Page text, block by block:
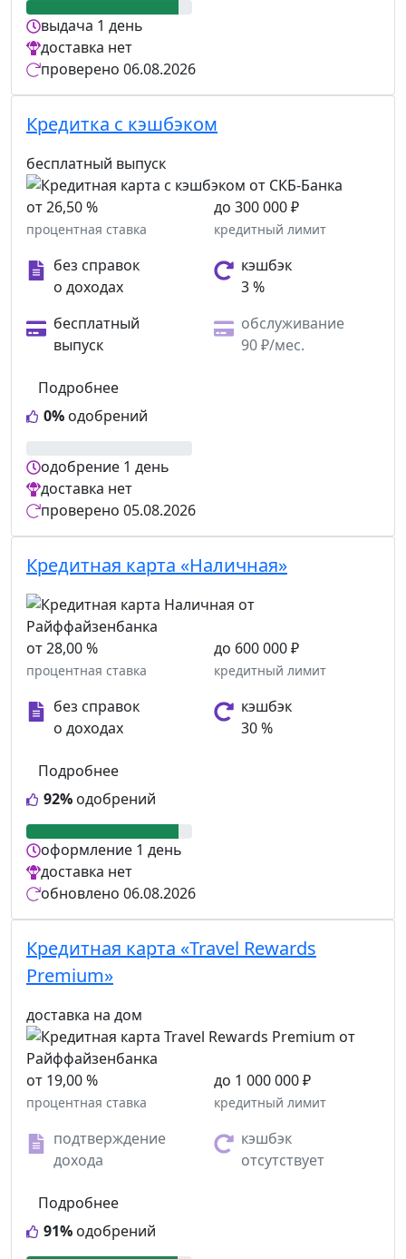
выдача 1 день
доставка нет
проверено 06.08.2026
Кредитка c кэшбэком
бесплатный выпуск
от 26,50 %
процентная ставка
до 300 000 ₽
кредитный лимит
без справок
о доходах
кэшбэк
3 %
бесплатный
выпуск
обслуживание
90 ₽/мес.
0% одобрений
Подробнее
одобрение 1 день
доставка нет
проверено 05.08.2026
Кредитная карта «Наличная»
от 28,00 %
процентная ставка
до 600 000 ₽
кредитный лимит
без справок
о доходах
кэшбэк
30 %
92% одобрений
Подробнее
оформление 1 день
доставка нет
обновлено 06.08.2026
Кредитная карта «Travel Rewards
Premium»
доставка на дом
от 19,00 %
процентная ставка
до 1 000 000 ₽
кредитный лимит
подтверждение
дохода
кэшбэк
отсутствует
91% одобрений
Подробнее